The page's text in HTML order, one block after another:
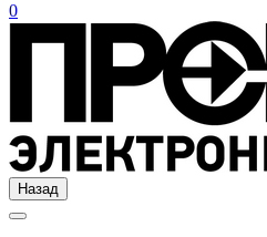
0
Назад